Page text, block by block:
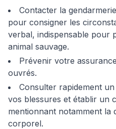
Contacter la
pour consigner les
verbal, indispensable pour
animal sauvage.
Prévenir votre
ouvrés.
Consulter rapidement
vos blessures et établir un
mentionnant notamment la
corporel.